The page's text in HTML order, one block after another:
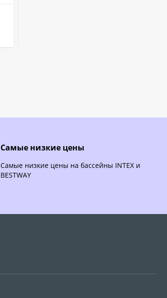
Самые низкие цены
Самые низкие цены на бассейны INTEX и
BESTWAY